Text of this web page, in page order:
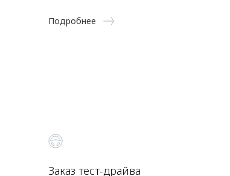
Подробнее
Заказ тест-драйва